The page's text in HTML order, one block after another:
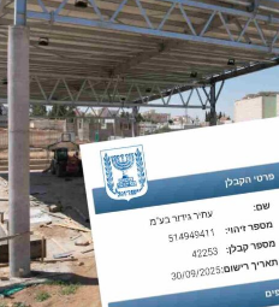
גדרות לגן ציבורי בכרמיאל